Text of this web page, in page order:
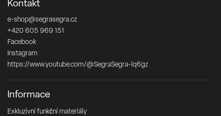
Kontakt
e-shop@segrasegra.cz
+420 605 969 151
Facebook
Instagram
https://www.youtube.com/@SegraSegra-lq6gz
Informace
Exkluzivní funkční materiály